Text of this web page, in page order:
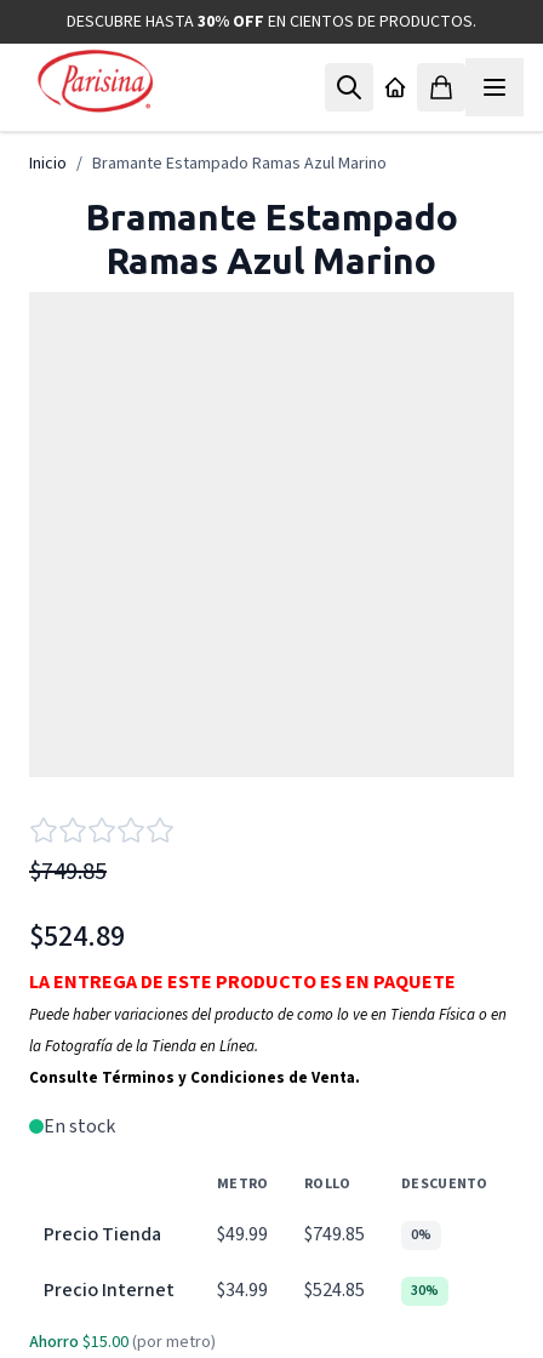
Ir al contenidoDESCUBRE HASTA30% OFF EN CIENTOS DE PRODUCTOS.
Inicio / Bramante Estampado Ramas Azul Marino
Bramante Estampado
Ramas Azul Marino
$749.85
$524.89
LA ENTREGA DE ESTE PRODUCTO ES EN PAQUETE
Puede haber variaciones del producto de como lo ve en Tienda Física o en
la Fotografía de la Tienda en Línea.
Consulte Términos y Condiciones de Venta.
En stock
METRO ROLLO DESCUENTO
Precio Tienda $49.99 $749.85 0%
Precio Internet $34.99 $524.85 30%
Ahorro $15.00 (por metro)